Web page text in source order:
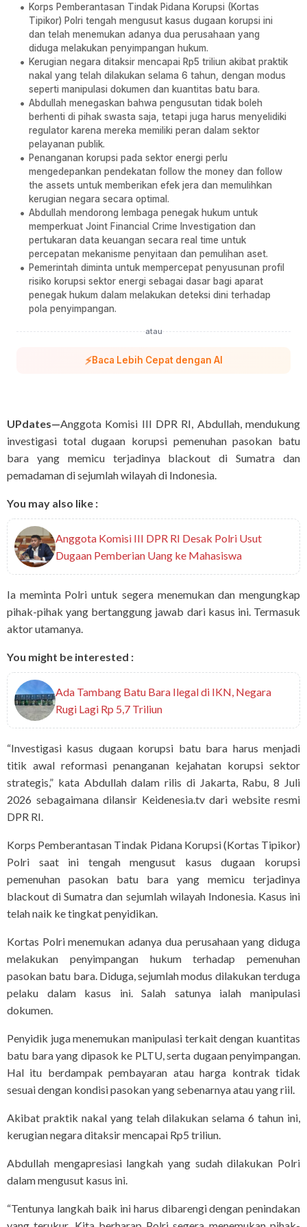
Korps Pemberantasan Tindak Pidana Korupsi (Kortas
Tipikor) Polri tengah mengusut kasus dugaan korupsi ini
dan telah menemukan adanya dua perusahaan yang
diduga melakukan penyimpangan hukum.
Kerugian negara ditaksir mencapai Rp5 triliun akibat praktik
nakal yang telah dilakukan selama 6 tahun, dengan modus
seperti manipulasi dokumen dan kuantitas batu bara.
Abdullah menegaskan bahwa pengusutan tidak boleh
berhenti di pihak swasta saja, tetapi juga harus menyelidiki
regulator karena mereka memiliki peran dalam sektor
pelayanan publik.
Penanganan korupsi pada sektor energi perlu
mengedepankan pendekatan follow the money dan follow
the assets untuk memberikan efek jera dan memulihkan
kerugian negara secara optimal.
Abdullah mendorong lembaga penegak hukum untuk
memperkuat Joint Financial Crime Investigation dan
pertukaran data keuangan secara real time untuk
percepatan mekanisme penyitaan dan pemulihan aset.
Pemerintah diminta untuk mempercepat penyusunan profil
risiko korupsi sektor energi sebagai dasar bagi aparat
penegak hukum dalam melakukan deteksi dini terhadap
pola penyimpangan.
atau
⚡Baca Lebih Cepat dengan AI
UPdates—Anggota Komisi III DPR RI, Abdullah, mendukung
investigasi total dugaan korupsi pemenuhan pasokan batu
bara yang memicu terjadinya blackout di Sumatra dan
pemadaman di sejumlah wilayah di Indonesia.
You may also like :
Anggota Komisi III DPR RI Desak Polri Usut
Dugaan Pemberian Uang ke Mahasiswa
Ia meminta Polri untuk segera menemukan dan mengungkap
pihak-pihak yang bertanggung jawab dari kasus ini. Termasuk
aktor utamanya.
You might be interested :
Ada Tambang Batu Bara Ilegal di IKN, Negara
Rugi Lagi Rp 5,7 Triliun
“Investigasi kasus dugaan korupsi batu bara harus menjadi
titik awal reformasi penanganan kejahatan korupsi sektor
strategis,” kata Abdullah dalam rilis di Jakarta, Rabu, 8 Juli
2026 sebagaimana dilansir Keidenesia.tv dari website resmi
DPR RI.
Korps Pemberantasan Tindak Pidana Korupsi (Kortas Tipikor)
Polri saat ini tengah mengusut kasus dugaan korupsi
pemenuhan pasokan batu bara yang memicu terjadinya
blackout di Sumatra dan sejumlah wilayah Indonesia. Kasus ini
telah naik ke tingkat penyidikan.
Kortas Polri menemukan adanya dua perusahaan yang diduga
melakukan penyimpangan hukum terhadap pemenuhan
pasokan batu bara. Diduga, sejumlah modus dilakukan terduga
pelaku dalam kasus ini. Salah satunya ialah manipulasi
dokumen.
Penyidik juga menemukan manipulasi terkait dengan kuantitas
batu bara yang dipasok ke PLTU, serta dugaan penyimpangan.
Hal itu berdampak pembayaran atau harga kontrak tidak
sesuai dengan kondisi pasokan yang sebenarnya atau yang riil.
Akibat praktik nakal yang telah dilakukan selama 6 tahun ini,
kerugian negara ditaksir mencapai Rp5 triliun.
Abdullah mengapresiasi langkah yang sudah dilakukan Polri
dalam mengusut kasus ini.
“Tentunya langkah baik ini harus dibarengi dengan penindakan